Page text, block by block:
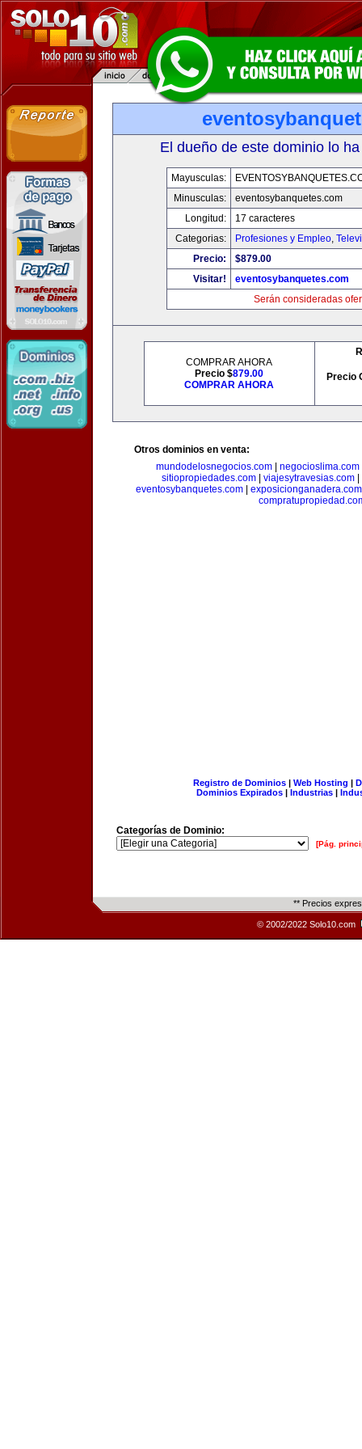
El dueño de este dominio lo
Mayusculas:
Minusculas:
eventosybanquetes.com
Longitud:
17 caracteres
Categorias:
Profesiones y Empleo,
Precio:
$879.00
Visitar!
eventosybanquetes.com
Serán consideradas
COMPRAR AHORA
Precio $879.00
COMPRAR AHORA
Precio
Otros dominios en venta:
mundodelosnegocios.com| negocioslima.com
sitiopropiedades.com| viajesytravesias.com|
eventosybanquetes.com| exposicionganadera.com
Registro de Dominios| Web Hosting |
Dominios Expirados | Industrias |
Categorías de Dominio:
[Pág.
** Precios
© 2002/2022 Solo10.com